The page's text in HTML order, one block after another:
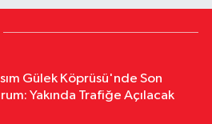
Tekirdağ'da Mahsun
Rüzgarı
Tatilcileri Canından Bezdiren
Gülek Köprüsü'nde Son
Yakında Trafiğe Açılacak